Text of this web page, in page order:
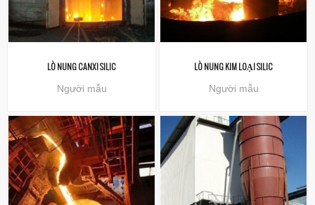
LÒ NUNG CANXI SILIC
Người mẫu
LÒ NUNG KIM LOẠI SILIC
Người mẫu